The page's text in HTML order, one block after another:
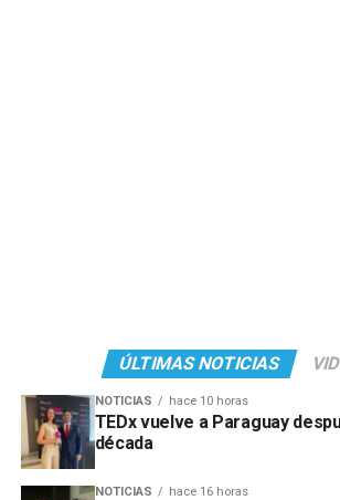
ÚLTIMAS NOTICIAS
NOTICIAS hace 10 horas
TEDx vuelve a Paraguay
década
NOTICIAS hace 16 horas